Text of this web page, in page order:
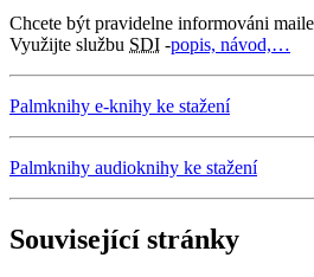
Chcete být pravidelne informováni
Využijte službu SDI -popis, návod,…
Palmknihy e-knihy ke stažení
Palmknihy audioknihy ke stažení
Související stránky